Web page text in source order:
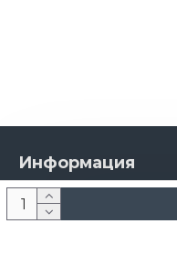
Информация
О компании
Новости и акции